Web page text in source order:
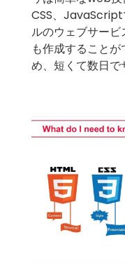
CSS、JavaScript
ルのウェブサー
も作成すること
め、短くて数日で